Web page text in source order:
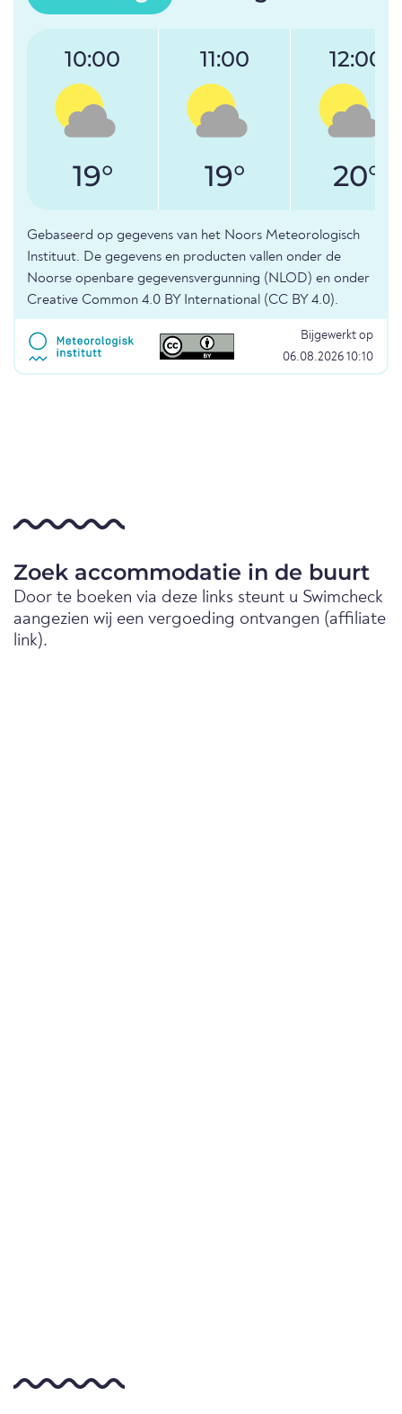
10:00
19°
11:00
19°
12:00
20°
Gebaseerd op gegevens van het Noors Meteorologisch
Instituut. De gegevens en producten vallen onder de
Noorse openbare gegevensvergunning (NLOD) en onder
Creative Common 4.0 BY International (CC BY 4.0).
Bijgewerkt op
06.08.2026 10:10
Zoek accommodatie in de buurt
Door te boeken via deze links steunt u Swimcheck
aangezien wij een vergoeding ontvangen (affiliate
link).